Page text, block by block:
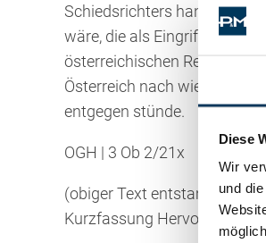
Diese
Wir
und
Schiedsrichters handelte,
wäre, die als Eingriff in die
österreichischen
Österreich nach wie vor
entgegen stünde.
OGH | 3 Ob 2/21x
(obiger Text entstammt
Kurzfassung